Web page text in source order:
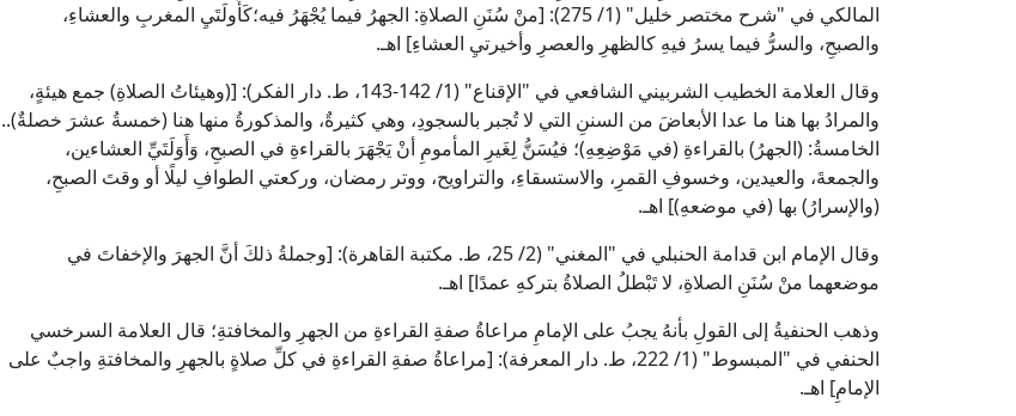
المالكي في "شرح مختصر خليل" (1/ 275): [منْ سُنَنِ الصلاةِ: الجهرُ فيما يُجْهَرُ فيه؛كَأُولَتَيِ المغربِ والعشاءِ،
والصبحِ، والسرُّ فيما يسرُ فيهِ كالظهرِ والعصرِ وأخيرتيِ العشاءِ] اهـ.
وقال العلامة الخطيب الشربيني الشافعي في "الإقناع" (1/ 142-143، ط. دار الفكر): [(وهيئاتُ الصلاةِ) جمع هيئةٍ،
والمرادُ بها هنا ما عدا الأبعاضَ من السننِ التي لا تُجبر بالسجودِ، وهي كثيرةٌ، والمذكورةُ منها هنا (خمسةُ عشرَ خصلةٌ)..
الخامسةُ: (الجهرُ) بالقراءةِ (في مَوْضِعِهِ)؛ فيُسَنُّ لِغَيرِ المأمومِ أنْ يَجْهَرَ بالقراءةِ في الصبحِ، وَأَوَلَتَيِّ العشاءين،
والجمعةَ، والعيدين، وخسوفِ القمرِ، والاستسقاءِ، والتراويح، ووتر رمضان، وركعتي الطوافِ ليلًا أو وقتَ الصبحِ،
(والإسرارُ) بها (في موضعهِ)] اهـ.
وقال الإمام ابن قدامة الحنبلي في "المغني" (2/ 25، ط. مكتبة القاهرة): [وجملةُ ذلكَ أنَّ الجهرَ والإخفاتَ في
موضعهما منْ سُنَنِ الصلاةِ، لا تَبْطلُ الصلاةُ بتركهِ عمدًا] اهـ.
وذهب الحنفيةُ إلى القولِ بأنهُ يجبُ على الإمامِ مراعاةُ صفةِ القراءةِ من الجهرِ والمخافتةِ؛ قال العلامة السرخسي
الحنفي في "المبسوط" (1/ 222، ط. دار المعرفة): [مراعاةُ صفةِ القراءةِ في كلِّ صلاةٍ بالجهرِ والمخافتةِ واجبٌ على
الإمامِ] اهـ.